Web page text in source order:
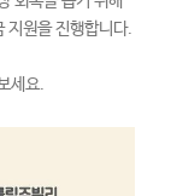
지원을 진행합니다.
세요.